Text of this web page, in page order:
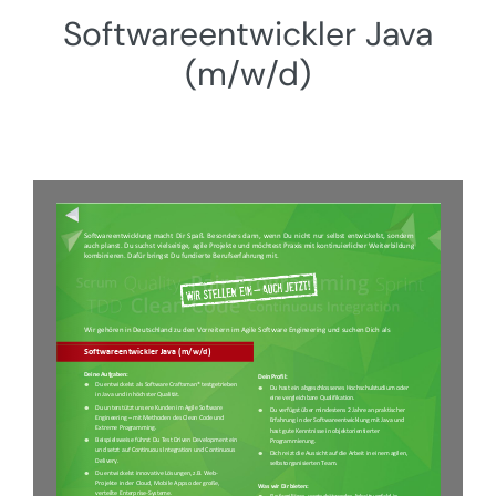
Softwareentwickler Java
(m/w/d)